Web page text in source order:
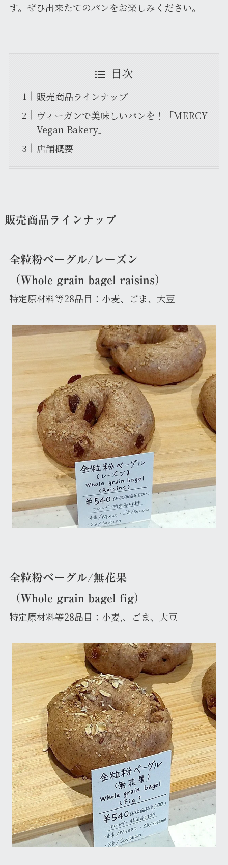
す。ぜひ出来たてのパンをお楽しみください。
目次
販売商品ラインナップ
ヴィーガンで美味しいパンを！「MERCY
Vegan Bakery」
店舗概要
販売商品ラインナップ
全粒粉ベーグル/レーズン
（Whole grain bagel raisins）
特定原材料等28品目：小麦、ごま、大豆
全粒粉ベーグル/無花果
（Whole grain bagel fig）
特定原材料等28品目：小麦,、ごま、大豆